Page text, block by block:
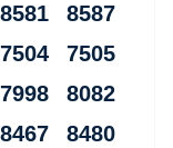
8587
7505
8082
8480